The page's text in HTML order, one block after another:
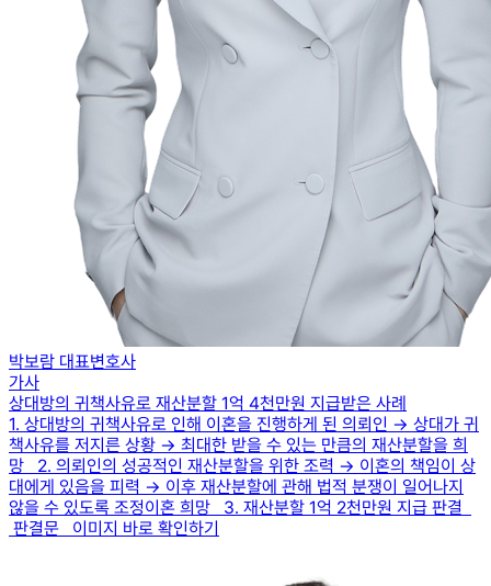
박보람 대표변호사
가사
상대방의 귀책사유로 재산분할 1억 4천만원 지급받은 사례
1. 상대방의 귀책사유로 인해 이혼을 진행하게 된 의뢰인 → 상대가 귀
책사유를 저지른 상황 → 최대한 받을 수 있는 만큼의 재산분할을 희
망 2. 의뢰인의 성공적인 재산분할을 위한 조력 → 이혼의 책임이 상
대에게 있음을 피력 → 이후 재산분할에 관해 법적 분쟁이 일어나지
않을 수 있도록 조정이혼 희망 3. 재산분할 1억 2천만원 지급 판결
판결문 이미지 바로 확인하기